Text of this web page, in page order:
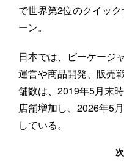
で世界第2位のクイッ
ーン。
日本では、ビーケージ
運営や商品開発、販売
舗数は、2019年5月末
店舗増加し、2026年5
している。